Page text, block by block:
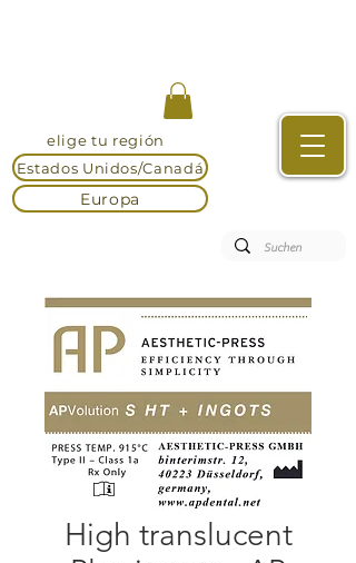
elige tu región
Estados Unidos/Canadá
Europa
High translucent